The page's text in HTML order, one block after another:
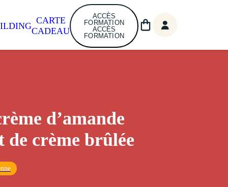
CARTE
CADEAU
ACCÈS
FORMATION
ACCÈS
FORMATION
d’amande
de crème brûlée